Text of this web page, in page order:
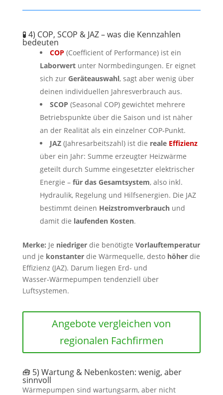
🧪 4) COP, SCOP & JAZ – was die Kennzahlen
bedeuten
COP (Coefficient of Performance) ist ein
Laborwertunter Normbedingungen. Er eignet
sich zur Geräteauswahl, sagt aber wenig über
deinen individuellen Jahresverbrauch aus.
SCOP (Seasonal COP) gewichtet mehrere
Betriebspunkte über die Saison und ist näher
an der Realität als ein einzelner COP‑Punkt.
JAZ(Jahresarbeitszahl) ist die reale Effizienz
über ein Jahr: Summe erzeugter Heizwärme
geteilt durch Summe eingesetzter elektrischer
Energie – für das Gesamtsystem, also inkl.
Hydraulik, Regelung und Hilfsenergien. Die JAZ
bestimmt deinen Heizstromverbrauchund
damit die laufenden Kosten.
Merke: Je niedrigerdie benötigte Vorlauftemperatur
und je konstanterdie Wärmequelle, desto höherdie
Effizienz (JAZ). Darum liegen Erd‑ und
Wasser‑Wärmepumpen tendenziell über
Luftsystemen.
Angebote vergleichen von
regionalen Fachfirmen
🧰 5) Wartung & Nebenkosten: wenig, aber
sinnvoll
Wärmepumpen sind wartungsarm, aber nicht